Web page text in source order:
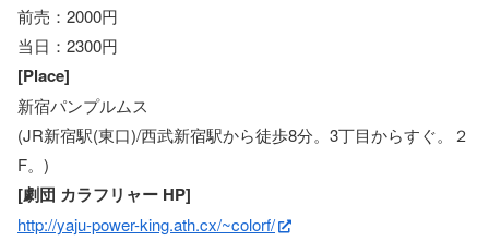
前売：2000円
当日：2300円
[Place]
新宿パンプルムス
(JR新宿駅(東口)/西武新宿駅から徒歩8分。3丁目からすぐ。２
F。)
[劇団 カラフリャー HP]
http://yaju-power-king.ath.cx/~colorf/